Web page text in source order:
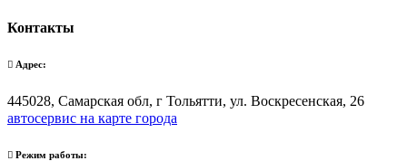
Контакты
Адрес:
445028, Самарская обл, г Тольятти, ул. Воскресенская, 26
автосервис на карте города
Режим работы: